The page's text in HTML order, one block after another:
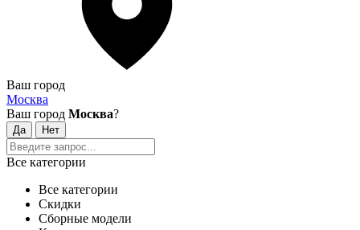
Ваш город
Москва
Ваш город Москва?
Все категории
Все категории
Скидки
Сборные модели